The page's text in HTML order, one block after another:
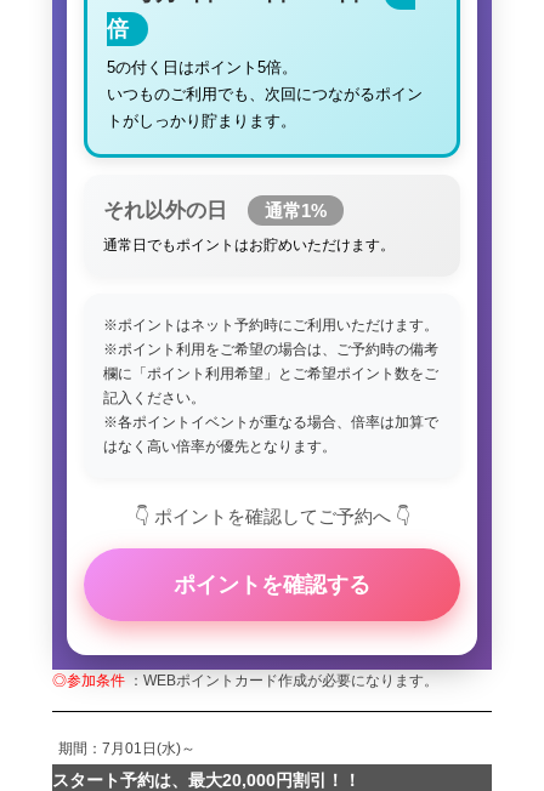
倍
5の付く日はポイント5倍。
いつものご利用でも、次回につながるポイン
トがしっかり貯まります。
それ以外の日 通常1%
通常日でもポイントはお貯めいただけます。
※ポイントはネット予約時にご利用いただけます。
※ポイント利用をご希望の場合は、ご予約時の備考
欄に「ポイント利用希望」とご希望ポイント数をご
記入ください。
※各ポイントイベントが重なる場合、倍率は加算で
はなく高い倍率が優先となります。
👇 ポイントを確認してご予約へ 👇
ポイントを確認する
◎参加条件 ：WEBポイントカード作成が必要になります。
期間：7月01日(水)～
スタート予約は、最大20,000円割引！！